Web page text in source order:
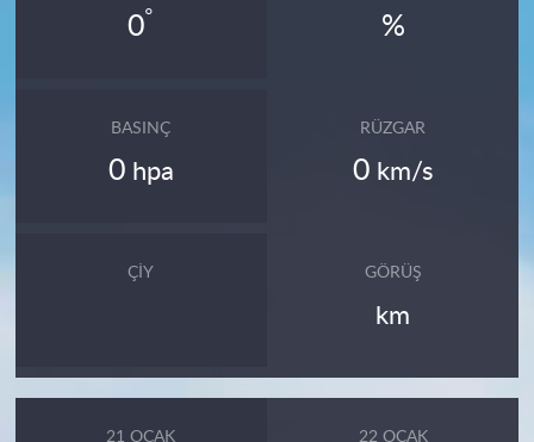
0° %
BASINÇ
0 hpa
RÜZGAR
0 km/s
ÇIY GÖRÜŞ
km
21 OCAK 22 OCAK